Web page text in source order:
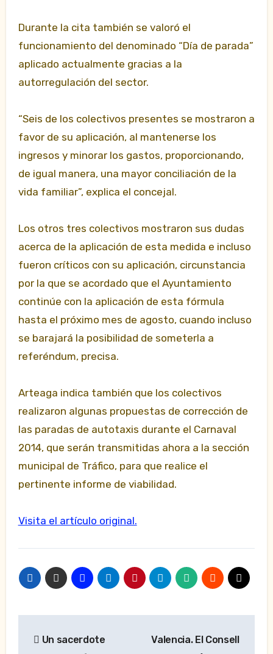
Durante la cita también se valoró el
funcionamiento del denominado “Día de parada”
aplicado actualmente gracias a la
autorregulación del sector.
“Seis de los colectivos presentes se mostraron a
favor de su aplicación, al mantenerse los
ingresos y minorar los gastos, proporcionando,
de igual manera, una mayor conciliación de la
vida familiar”, explica el concejal.
Los otros tres colectivos mostraron sus dudas
acerca de la aplicación de esta medida e incluso
fueron críticos con su aplicación, circunstancia
por la que se acordado que el Ayuntamiento
continúe con la aplicación de esta fórmula
hasta el próximo mes de agosto, cuando incluso
se barajará la posibilidad de someterla a
referéndum, precisa.
Arteaga indica también que los colectivos
realizaron algunas propuestas de corrección de
las paradas de autotaxis durante el Carnaval
2014, que serán transmitidas ahora a la sección
municipal de Tráfico, para que realice el
pertinente informe de viabilidad.
Visita el artículo original.
Un sacerdote
Valencia. El Consell